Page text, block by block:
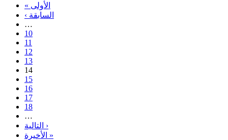
« الأولى
‹ السابقة
…
10
11
12
13
14
15
16
17
18
…
التالية ›
الأخيرة »